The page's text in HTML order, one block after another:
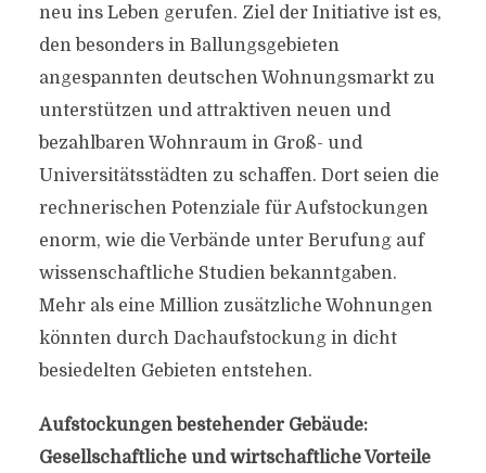
neu ins Leben gerufen. Ziel der Initiative ist es,
den besonders in Ballungsgebieten
angespannten deutschen Wohnungsmarkt zu
unterstützen und attraktiven neuen und
bezahlbaren Wohnraum in Groß- und
Universitätsstädten zu schaffen. Dort seien die
rechnerischen Potenziale für Aufstockungen
enorm, wie die Verbände unter Berufung auf
wissenschaftliche Studien bekanntgaben.
Mehr als eine Million zusätzliche Wohnungen
könnten durch Dachaufstockung in dicht
besiedelten Gebieten entstehen.
Aufstockungen bestehender Gebäude:
Gesellschaftliche und wirtschaftliche Vorteile